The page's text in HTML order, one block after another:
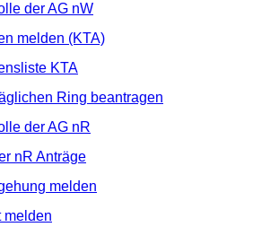
der AG nW
melden (KTA)
KTA
Ring beantragen
der AG nR
nR Anträge
melden
melden